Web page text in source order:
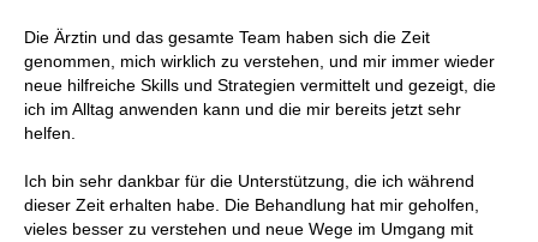
Die Ärztin und das gesamte Team haben sich die Zeit
genommen, mich wirklich zu verstehen, und mir immer wieder
neue hilfreiche Skills und Strategien vermittelt und gezeigt, die
ich im Alltag anwenden kann und die mir bereits jetzt sehr
helfen.
Ich bin sehr dankbar für die Unterstützung, die ich während
dieser Zeit erhalten habe. Die Behandlung hat mir geholfen,
vieles besser zu verstehen und neue Wege im Umgang mit